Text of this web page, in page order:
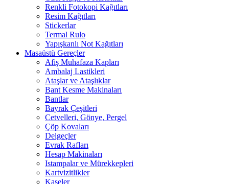
Renkli Fotokopi Kağıtları
Resim Kağıtları
Stickerlar
Termal Rulo
Yapışkanlı Not Kağıtları
Masaüstü Gereçler
Afiş Muhafaza Kapları
Ambalaj Lastikleri
Ataşlar ve Ataşlıklar
Bant Kesme Makinaları
Bantlar
Bayrak Çeşitleri
Cetvelleri, Gönye, Pergel
Çöp Kovaları
Delgeçler
Evrak Rafları
Hesap Makinaları
Istampalar ve Mürekkepleri
Kartvizitlikler
Kaşeler